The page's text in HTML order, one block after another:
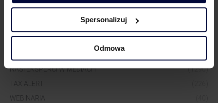
Spersonalizuj
Odmowa
WIĘCEJ WIEDZY
NASI EKSPERCI W MEDIACH
(1290)
TAX ALERT
WEBINARIA